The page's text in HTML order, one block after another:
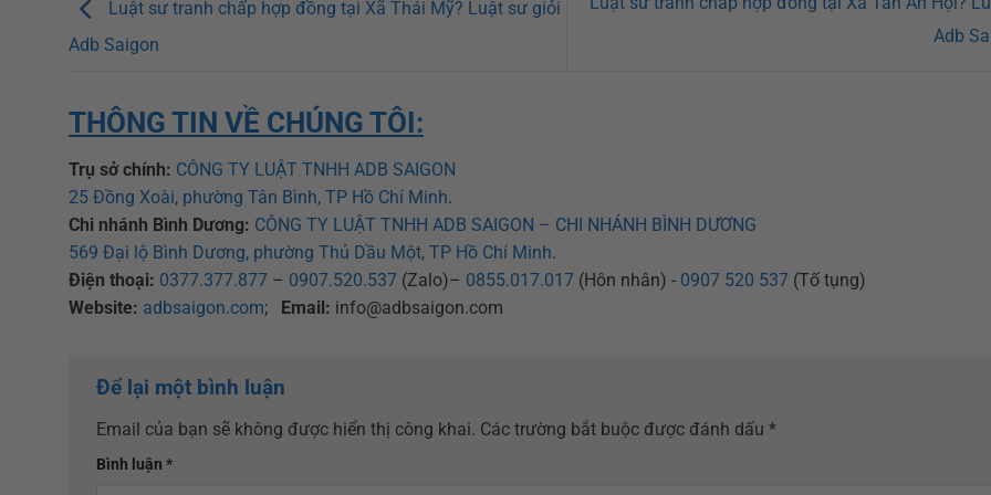
Luật sư tranh chấp hợp đồng tại Xã Thái Mỹ? Luật sư giỏi
Adb Saigon
Adb
THÔNG TIN VỀ CHÚNG TÔI:
Trụ sở chính: CÔNG TY LUẬT TNHH ADB SAIGON
25 Đồng Xoài, phường Tân Bình, TP Hồ Chí Minh.
Chi nhánh Bình Dương: CÔNG TY LUẬT TNHH ADB SAIGON – CHI NHÁNH BÌNH DƯƠNG
569 Đại lộ Bình Dương, phường Thủ Dầu Một, TP Hồ Chí Minh.
Điện thoại: 0377.377.877 – 0907.520.537 (Zalo)– 0855.017.017 (Hôn nhân) - 0907 520 537 (Tố tụng)
Website: adbsaigon.com; Email: info@adbsaigon.com
Để lại một bình luận
Email của bạn sẽ không được hiển thị công khai. Các trường bắt buộc được đánh dấu *
Bình luận *